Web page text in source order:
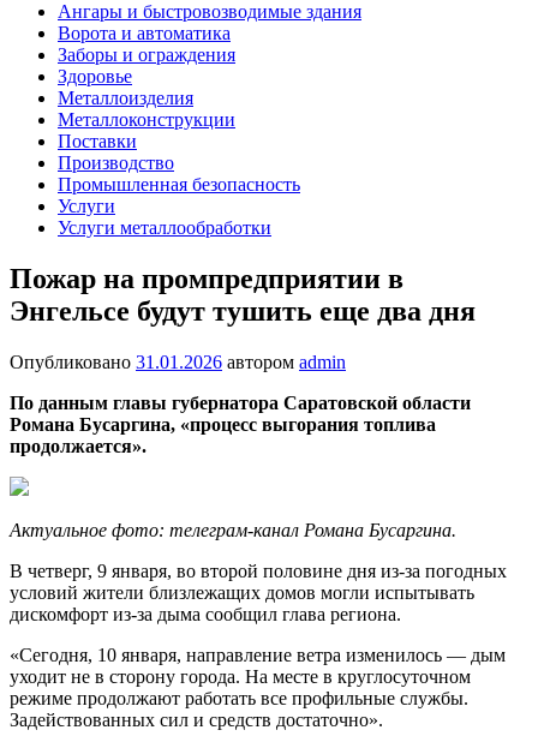
Ангары и быстровозводимые здания
Ворота и автоматика
Заборы и ограждения
Здоровье
Металлоизделия
Металлоконструкции
Поставки
Производство
Промышленная безопасность
Услуги
Услуги металлообработки
Пожар на промпредприятии в
Энгельсе будут тушить еще два дня
Опубликовано 31.01.2026 автором admin
По данным главы губернатора Саратовской области
Романа Бусаргина, «процесс выгорания топлива
продолжается».
Актуальное фото: телеграм-канал Романа Бусаргина.
В четверг, 9 января, во второй половине дня из-за погодных
условий жители близлежащих домов могли испытывать
дискомфорт из-за дыма сообщил глава региона.
«Сегодня, 10 января, направление ветра изменилось — дым
уходит не в сторону города. На месте в круглосуточном
режиме продолжают работать все профильные службы.
Задействованных сил и средств достаточно».